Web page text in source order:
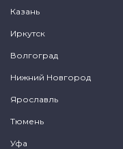
Казань
Иркутск
Волгоград
Нижний Новгород
Ярославль
Тюмень
Уфа